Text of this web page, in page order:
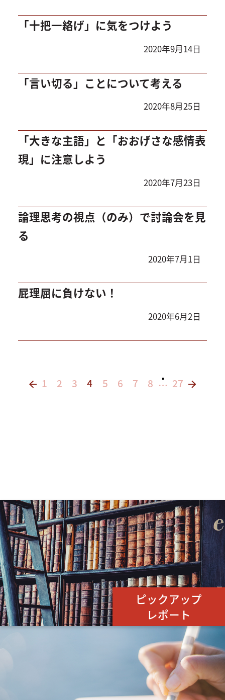
「十把一絡げ」に気をつけよう
2020年9月14日
「言い切る」ことについて考える
2020年8月25日
「大きな主語」と「おおげさな感情表
現」に注意しよう
2020年7月23日
論理思考の視点（のみ）で討論会を見
る
2020年7月1日
屁理屈に負けない！
2020年6月2日
1 2 3 4 5 6 7 8 … 27
ピックアップ
レポート